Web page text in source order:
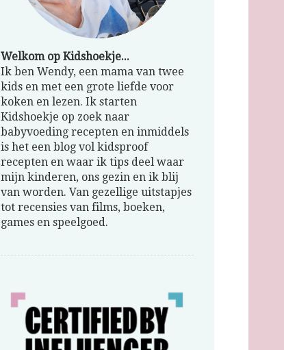
Welkom op Kidshoekje...
Ik ben Wendy, een mama van twee
kids en met een grote liefde voor
koken en lezen. Ik starten
Kidshoekje op zoek naar
babyvoeding recepten en inmiddels
is het een blog vol kidsproof
recepten en waar ik tips deel waar
mijn kinderen, ons gezin en ik blij
van worden. Van gezellige uitstapjes
tot recensies van films, boeken,
games en speelgoed.